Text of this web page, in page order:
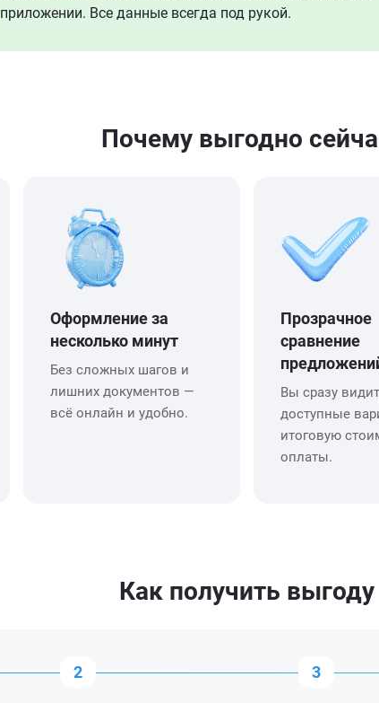
приложении. Все данные всегда под рукой.
Почему выгодно
Оформление за
несколько минут
Без сложных шагов и
лишних документов —
всё онлайн и удобно.
Прозрачное
сравнение
Вы сразу
доступные
итоговую
оплаты.
Как получить выгоду